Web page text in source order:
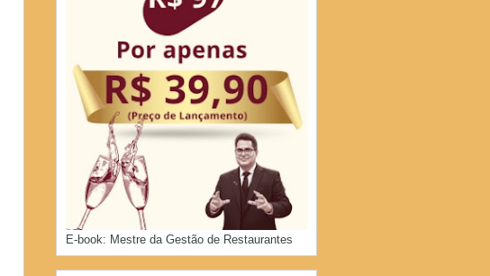
E-book: Mestre da Gestão de Restaurantes